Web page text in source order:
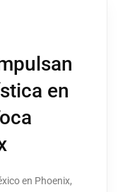
en
en Phoenix,